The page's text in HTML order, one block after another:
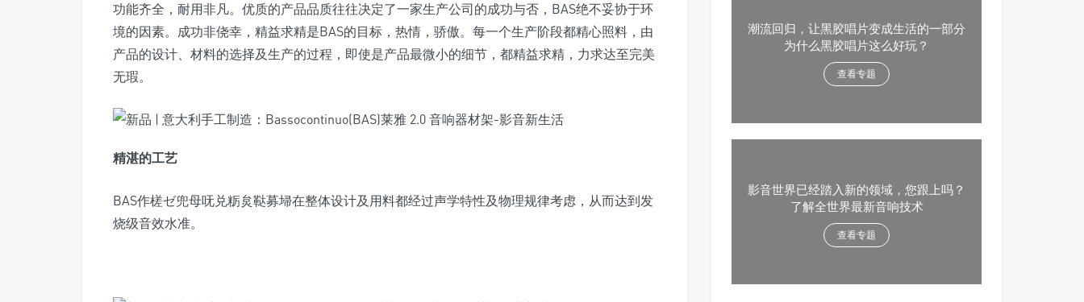
功能齐全，耐用非凡。优质的产品品质往往决定了一家生产公司的成功与否，BAS绝不妥协于环
境的因素。成功非侥幸，精益求精是BAS的目标，热情，骄傲。每一个生产阶段都精心照料，由
产品的设计、材料的选择及生产的过程，即使是产品最微小的细节，都精益求精，力求达至完美
无瑕。
精湛的工艺
BAS作槎ゼ兜母呒兑粝炱鞑募埽在整体设计及用料都经过声学特性及物理规律考虑，从而达到发
烧级音效水准。
潮流回归，让黑胶唱片变成生活的一部分
为什么黑胶唱片这么好玩？
查看专题
影音世界已经踏入新的领域，您跟上吗？
了解全世界最新音响技术
查看专题